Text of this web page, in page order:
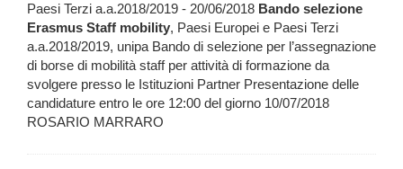
Paesi Terzi a.a.2018/2019 - 20/06/2018 Bando selezione
Erasmus Staff mobility, Paesi Europei e Paesi Terzi
a.a.2018/2019, unipa Bando di selezione per l’assegnazione
di borse di mobilità staff per attività di formazione da
svolgere presso le Istituzioni Partner Presentazione delle
candidature entro le ore 12:00 del giorno 10/07/2018
ROSARIO MARRARO